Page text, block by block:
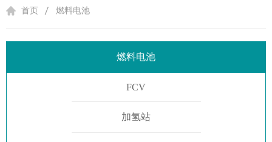
首页 燃料电池
燃料电池
FCV
加氢站